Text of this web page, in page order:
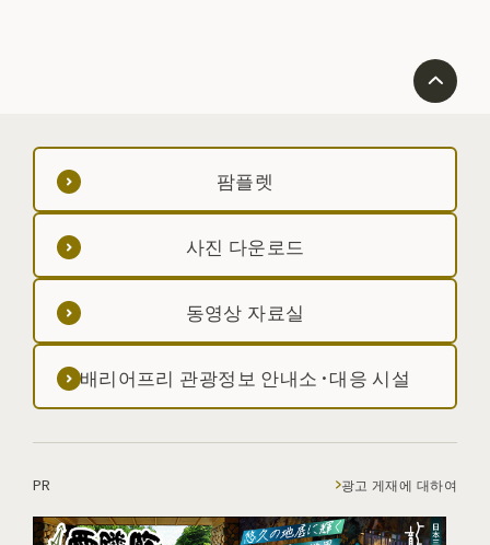
팜플렛
사진 다운로드
동영상 자료실
배리어프리 관광정보 안내소·대응 시설
PR 광고 게재에 대하여